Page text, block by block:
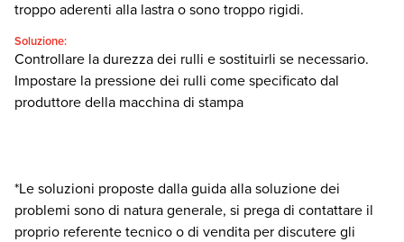
troppo aderenti alla lastra o sono troppo rigidi.
Soluzione:
Controllare la durezza dei rulli e sostituirli se necessario.
Impostare la pressione dei rulli come specificato dal
produttore della macchina di stampa
*Le soluzioni proposte dalla guida alla soluzione dei
problemi sono di natura generale, si prega di contattare il
proprio referente tecnico o di vendita per discutere gli